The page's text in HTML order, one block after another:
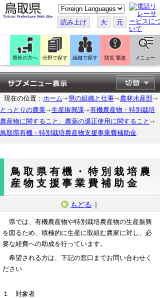
こ
の
ペ
ー
ジ
翻
訳
す
る
読み上げ 大 元
県外の方へ 分野で探す 組織で探す 防災 緊急 メニュー
現在の位置： ホーム 県の組織と仕事
農林水産部
とっとりの農業
生産振興課
有機農産物・特別栽培
農産物に関すること、農薬の適正使用に関すること
鳥取県有機・特別栽培農産物支援事業費補助金
鳥取県有機・特別栽培農
産物支援事業費補助金
もどる ｜
県では、有機農産物や特別栽培農産物の生産振興
を図るため、積極的に生産に取組む農家に対し、必
要な経費への助成を行っています。
希望される方は、下記の窓口までお問い合わせく
ださい
１ 対象者